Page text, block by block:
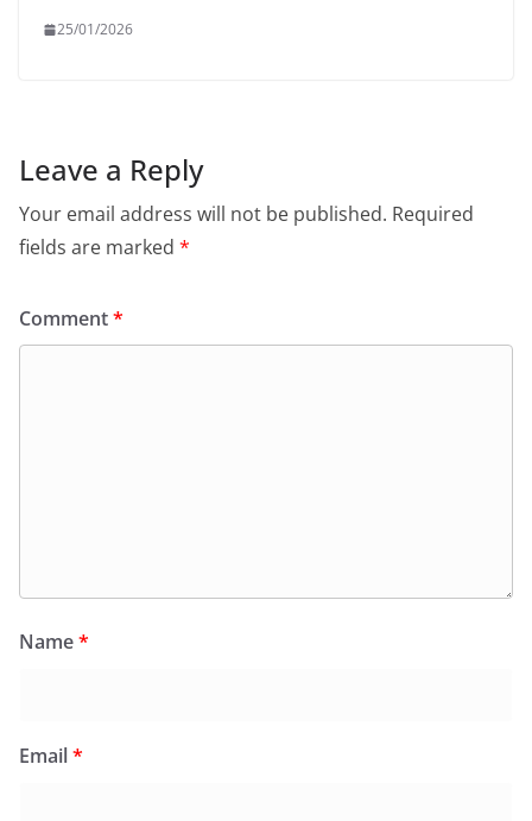
25/01/2026
Leave a Reply
Your email address will not be published. Required
fields are marked *
Comment*
Name*
Email*